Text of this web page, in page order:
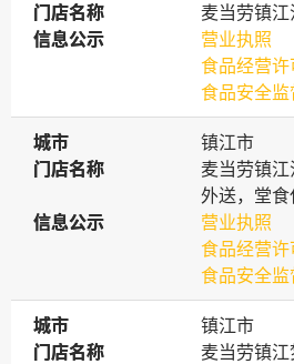
门店名称
门店名称
麦当劳镇
信息公示
信息公示
营业执照
食品经营许
食品安全
城市
城市
镇江市
门店名称
门店名称
麦当劳镇
外送，堂
信息公示
信息公示
营业执照
食品经营许
食品安全
城市
城市
镇江市
门店名称
门店名称
麦当劳镇